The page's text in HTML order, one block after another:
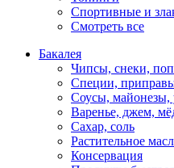
Спортивные и
Смотреть все
Бакалея
Чипсы, снеки,
Специи,
Соусы, майонезы,
Варенье, джем,
Сахар, соль
Растительное
Консервация